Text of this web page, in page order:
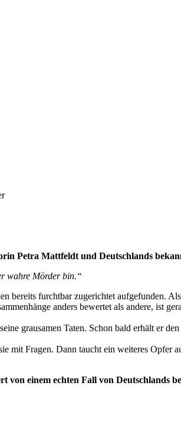
Petra Mattfeldt und Deutschlands
wahre Mörder bin.“
bereits furchtbar zugerichtet aufgefunden.
anders bewertet als andere, ist
grausamen Taten. Schon bald erhält er
Fragen. Dann taucht ein weiteres Opfer
einem echten Fall von Deutschlands